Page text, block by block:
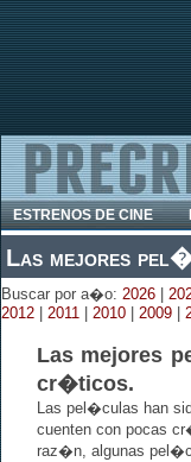
ESTRENOS DE CINE
Las mejores
Buscar por a�o: 2026
2012
2011 2010 2009
Las mejores
cr�ticos.
Las pel�culas han
cuenten con pocas
raz�n, algunas